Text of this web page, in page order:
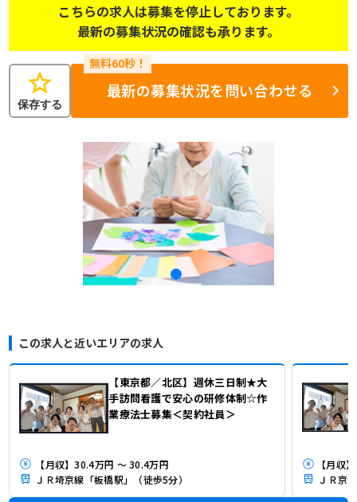
こちらの求人は募集を停止しております。
最新の募集状況の確認も承ります。
star
保存する
最新の募集状況を問い合わせる
この求人と近いエリアの求人
【東京都／北区】週休三日制★大
手訪問看護で安心の研修体制☆作
業療法士募集＜契約社員＞
【月収】30.4万円 ～ 30.4万円
ＪＲ埼京線「板橋駅」（徒歩5分）
ＪＲ京